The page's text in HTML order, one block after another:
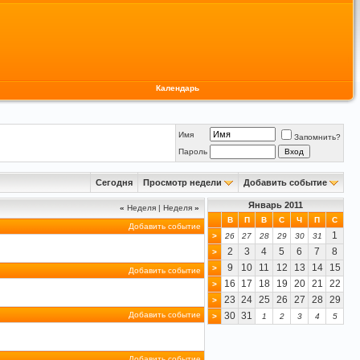
Календарь
Имя
Запомнить?
Пароль
Сегодня Просмотр недели Добавить событие
« Неделя | Неделя »
Добавить событие
Добавить событие
Добавить событие
Январь 2011
В П В С Ч П
С
>
26 27 28 29 30 31 1
> 2 3 4 5 6 7 8
> 9 10 11 12 13 14 15
> 16 17 18 19 20 21 22
> 23 24 25 26 27 28 29
> 30 31 1 2 3 4 5